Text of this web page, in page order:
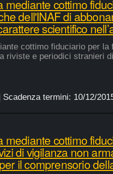
mediante cottimo
dell'INAF di
scientifico
cottimo fiduciario per la
riviste e periodici stranieri
termini: 10/12/
mediante cottimo
di vigilanza non
il comprensorio